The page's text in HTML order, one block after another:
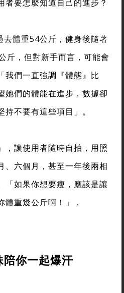
者要怎麼知道自己的進步？
體重54公斤，健身後隨著
斤，但對新手而言，可能會
我們一直強調『體態』比
她們的體能在進步，數據卻
不要有這些項目」。
，讓使用者隨時自拍，用照
、六個月，甚至一年後兩相
「如果你想要瘦，應該是讓
體重幾公斤啊！」，
你一起爆汗